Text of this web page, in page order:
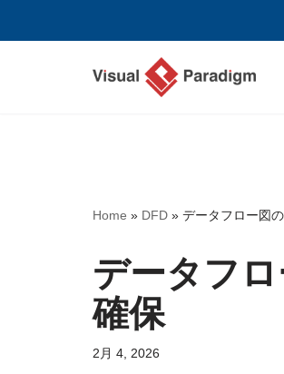
Home » DFD » データフロー図
データフ
確保
2月 4, 2026